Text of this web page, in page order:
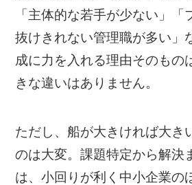
「主体的な若手が少ない」「
抜けきれない管理職が多い」
成に力を入れる理由そのもの
きな違いはありません。
ただし、船が大きければ大き
のは大変。課題特定から解決
は、小回りが利く中小企業の